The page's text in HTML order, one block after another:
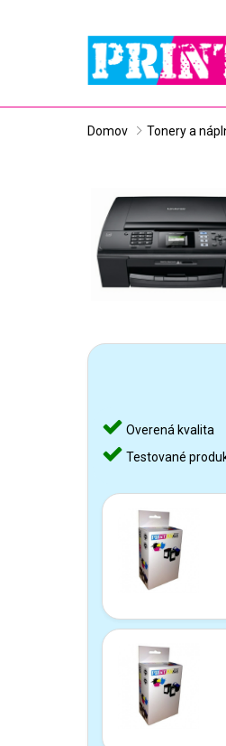
Domov Tonery a
Overená kvalita
Testované